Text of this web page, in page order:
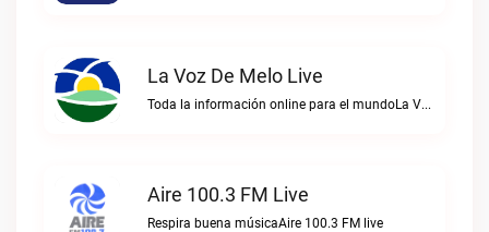
La Voz De Melo Live
Toda la información online para el mundoLa Voz de Melo live
Aire 100.3 FM Live
Respira buena músicaAire 100.3 FM live